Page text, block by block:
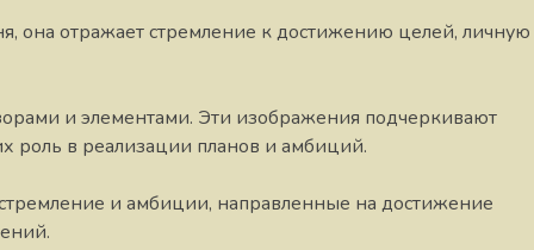
она отражает стремление к достижению целей, личную
и элементами. Эти изображения подчеркивают
роль в реализации планов и амбиций.
и амбиции, направленные на достижение